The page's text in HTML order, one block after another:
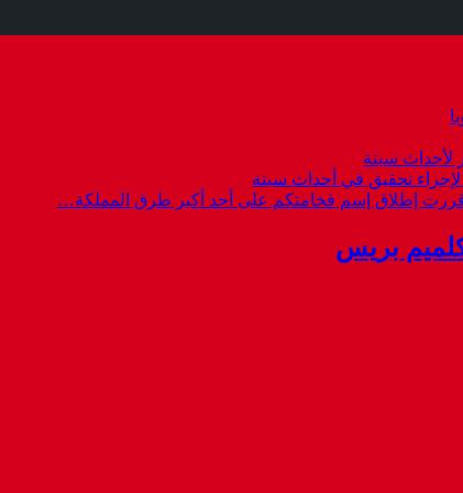
لأحداث سبتة
لإجراء تحقيق في أحداث سبتة
إطلاق إسم فخامتكم على أحد أكبر طرق المملكة…
بريس